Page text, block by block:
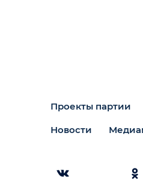
Проекты партии
Новости